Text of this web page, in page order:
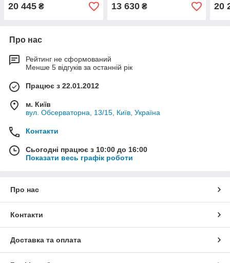
20 445 ₴ 13 630₴ 20
Про нас
Рейтинг не сформований
Менше 5 відгуків за останній рік
Працює з 22.01.2012
м. Київ
вул. Обсерваторна, 13/15, Київ, Україна
Контакти
Сьогодні працює з 10:00 до 16:00
Показати весь графік роботи
Про нас
Контакти
Доставка та оплата